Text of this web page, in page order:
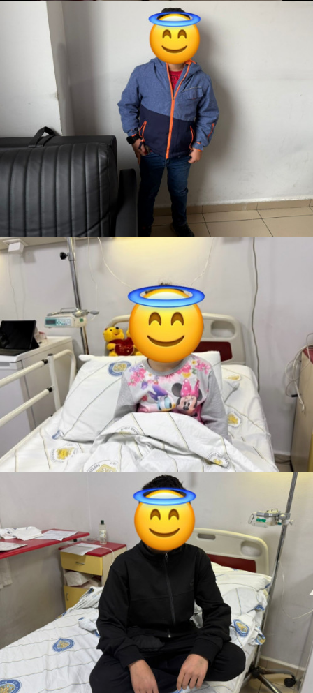
Muhammed
Teslim Edildi
Mavi Uzaktan Kumandalı Araba
Elif
Yolda
Bisiklet
Eyyüb Cenab